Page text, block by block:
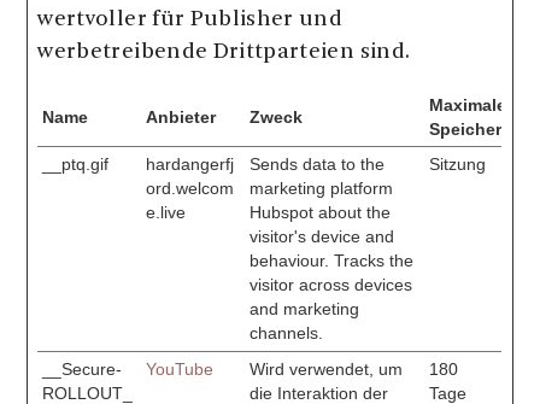
wertvoller für Publisher und
werbetreibende Drittparteien sind.
Name Anbieter Zweck
Maximale
__ptq.gif
hardangerfj
ord.welcom
e.live
Sends data to the
marketing platform
Hubspot about the
visitor's device and
behaviour. Tracks the
visitor across devices
and marketing
channels.
Sitzung
__Secure-
ROLLOUT_
YouTube
Wird verwendet, um
die Interaktion der
180
Tage